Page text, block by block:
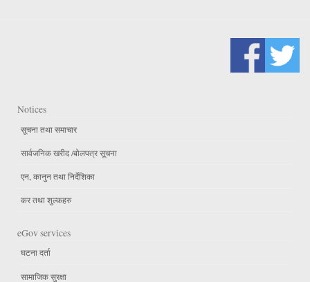
Notices
सूचना तथा समाचार
सार्वजनिक खरीद /बोलपत्र सूचना
एन, कानुन तथा निर्देशिका
कर तथा शुल्कहरु
eGov services
घटना दर्ता
सामाजिक सुरक्षा